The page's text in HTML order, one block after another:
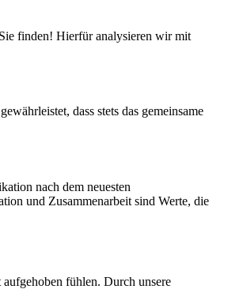
finden! Hierfür analysieren wir mit
dass stets das gemeinsame
nach dem neuesten
und Zusammenarbeit sind Werte, die
fühlen. Durch unsere